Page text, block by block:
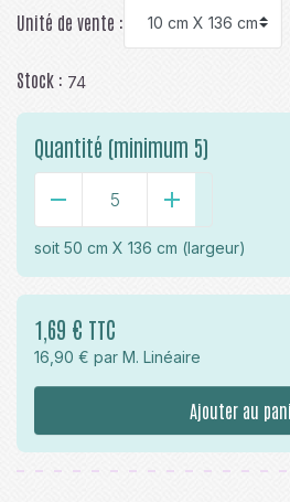
Unité de vente :
Stock : 74
Quantité (minimum 5)
- +
soit 50 cm X 136 cm (largeur)
1,69 € TTC
16,90 € par M. Linéaire
Ajouter au